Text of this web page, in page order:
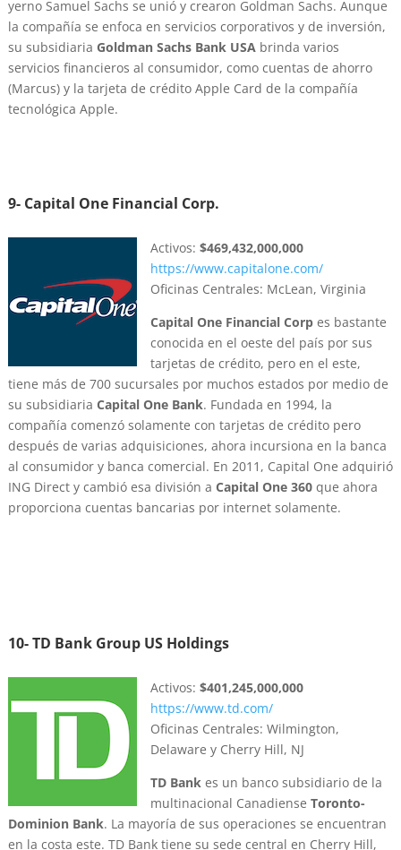
yerno Samuel Sachs se unió y crearon Goldman Sachs. Aunque
la compañía se enfoca en servicios corporativos y de inversión,
su subsidiaria Goldman Sachs Bank USAbrinda varios
servicios financieros al consumidor, como cuentas de ahorro
(Marcus) y la tarjeta de crédito Apple Card de la compañía
tecnológica Apple.
9- Capital One Financial Corp.
Activos: $469,432,000,000
https://www.capitalone.com/
Oficinas Centrales: McLean, Virginia
Capital One Financial Corpes bastante
conocida en el oeste del país por sus
tarjetas de crédito, pero en el este,
tiene más de 700 sucursales por muchos estados por medio de
su subsidiaria Capital One Bank. Fundada en 1994, la
compañía comenzó solamente con tarjetas de crédito pero
después de varias adquisiciones, ahora incursiona en la banca
al consumidor y banca comercial. En 2011, Capital One adquirió
ING Direct y cambió esa división a Capital One 360que ahora
proporciona cuentas bancarias por internet solamente.
10-TD Bank Group US Holdings
Activos: $401,245,000,000
https://www.td.com/
Oficinas Centrales: Wilmington,
Delaware y Cherry Hill, NJ
TD Bankes un banco subsidiario de la
multinacional Canadiense Toronto-
Dominion Bank. La mayoría de sus operaciones se encuentran
en la costa este. TD Bank tiene su sede central en Cherry Hill,